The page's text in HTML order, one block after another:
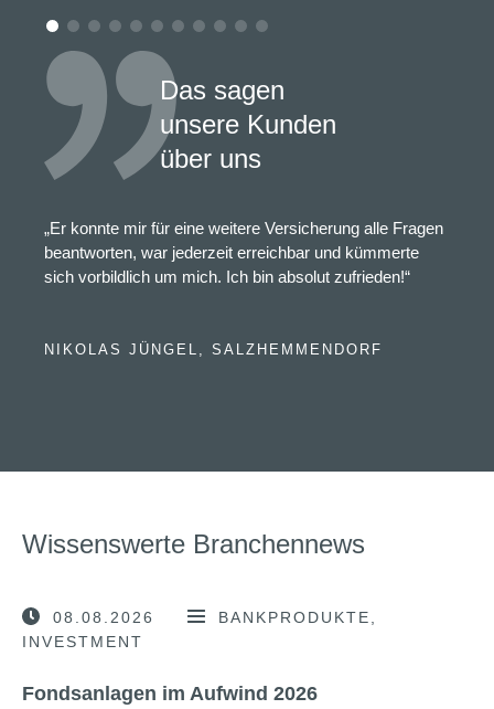
Das sagen
unsere Kunden
über uns
„Er konnte mir für eine weitere Versicherung alle Fragen
beantworten, war jederzeit erreichbar und kümmerte
sich vorbildlich um mich. Ich bin absolut zufrieden!“
NIKOLAS JÜNGEL, SALZHEMMENDORF
Wissenswerte Branchennews
08.08.2026
BANKPRODUKTE
INVESTMENT
Fondsanlagen im Aufwind 2026